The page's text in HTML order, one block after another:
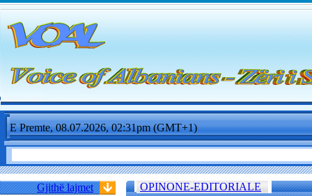
E Premte, 08.07.2026, 02:31pm (GMT+1)
Gjithë lajmet
OPINONE-EDITORIALE